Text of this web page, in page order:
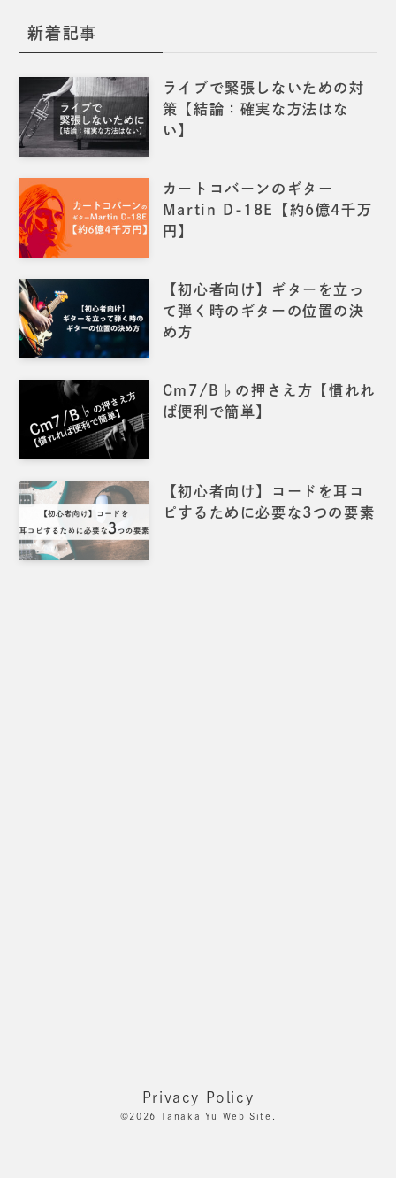
新着記事
ライブで緊張しないための対
策【結論：確実な方法はな
い】
カートコバーンのギター
Martin D-18E【約6億4千万
円】
【初心者向け】ギターを立っ
て弾く時のギターの位置の決
め方
Cm7/B♭の押さえ方【慣れれ
ば便利で簡単】
【初心者向け】コードを耳コ
ピするために必要な3つの要素
Privacy Policy
©2026 Tanaka Yu Web Site.